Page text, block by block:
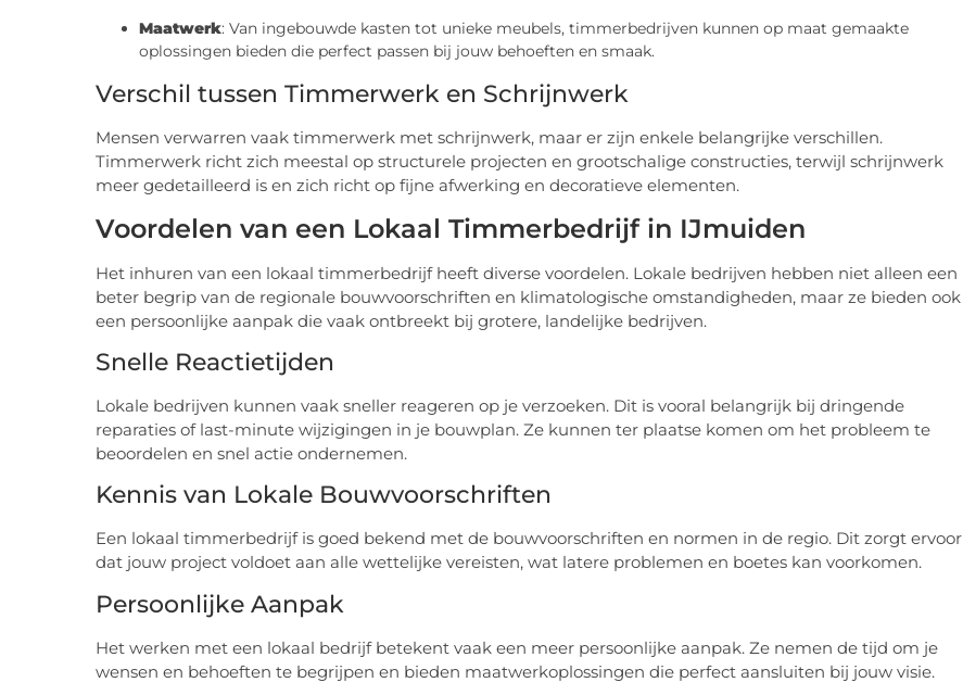
Maatwerk: Van ingebouwde kasten tot unieke meubels, timmerbedrijven kunnen op maat gemaakte
oplossingen bieden die perfect passen bij jouw behoeften en smaak.
Verschil tussen Timmerwerk en Schrijnwerk
Mensen verwarren vaak timmerwerk met schrijnwerk, maar er zijn enkele belangrijke verschillen.
Timmerwerk richt zich meestal op structurele projecten en grootschalige constructies, terwijl schrijnwerk
meer gedetailleerd is en zich richt op fijne afwerking en decoratieve elementen.
Voordelen van een Lokaal Timmerbedrijf in IJmuiden
Het inhuren van een lokaal timmerbedrijf heeft diverse voordelen. Lokale bedrijven hebben niet alleen een
beter begrip van de regionale bouwvoorschriften en klimatologische omstandigheden, maar ze bieden ook
een persoonlijke aanpak die vaak ontbreekt bij grotere, landelijke bedrijven.
Snelle Reactietijden
Lokale bedrijven kunnen vaak sneller reageren op je verzoeken. Dit is vooral belangrijk bij dringende
reparaties of last-minute wijzigingen in je bouwplan. Ze kunnen ter plaatse komen om het probleem te
beoordelen en snel actie ondernemen.
Kennis van Lokale Bouwvoorschriften
Een lokaal timmerbedrijf is goed bekend met de bouwvoorschriften en normen in de regio. Dit zorgt ervoor
dat jouw project voldoet aan alle wettelijke vereisten, wat latere problemen en boetes kan voorkomen.
Persoonlijke Aanpak
Het werken met een lokaal bedrijf betekent vaak een meer persoonlijke aanpak. Ze nemen de tijd om je
wensen en behoeften te begrijpen en bieden maatwerkoplossingen die perfect aansluiten bij jouw visie.